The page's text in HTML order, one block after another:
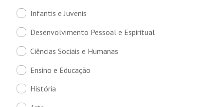
Infantis e Juvenis
Desenvolvimento Pessoal e Espiritual
Ciências Sociais e Humanas
Ensino e Educação
História